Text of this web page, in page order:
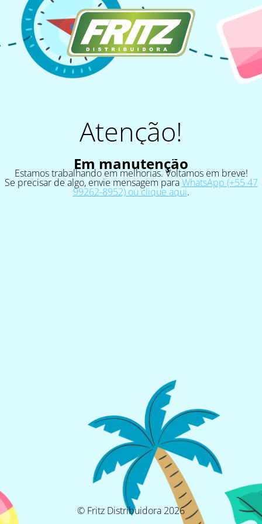
Atenção!
Em manutenção
Estamos trabalhando em melhorias. Voltamos em breve!
Se precisar de algo, envie mensagem paraWhatsApp (+55 47
99262-8952) ou clique aqui.
© Fritz Distribuidora 2026